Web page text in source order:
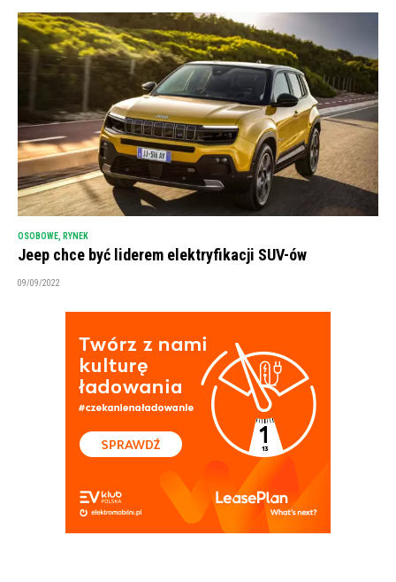
OSOBOWE RYNEK
Jeep chce być liderem elektryfikacji SUV-ów
09/09/2022